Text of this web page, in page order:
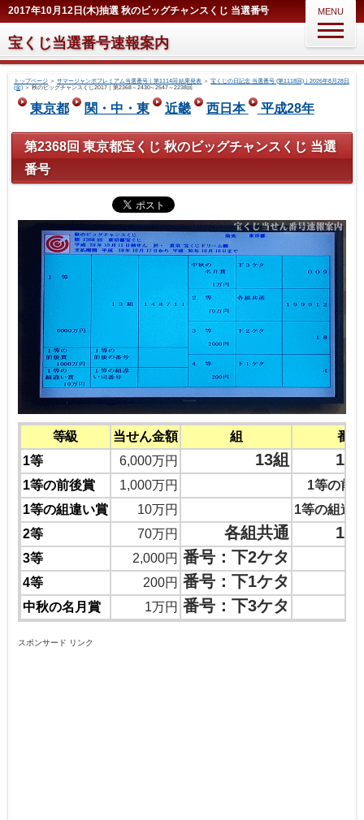
2017年10月12日(木)抽選 秋のビッグチャンスくじ 当選番号
宝くじ当選番号速報案内
MENU
トップページ＞ サマージャンボプレミアム当選番号｜第1114回 結果発表 ＞宝くじの日記念 当選番号 (第1118回)｜2026年8月28日
(金)＞ 秋のビッグチャンスくじ2017｜第2368～2430～2547～2238回
東京都 関・中・東 近畿 西日本 平成28年
第2368回 東京都宝くじ 秋のビッグチャンスくじ 当選
番号
等級 当せん金額 組
番号
1等
6,000万円 13組
1等の前後賞 1,000万円
1等の前
1等の組違い賞
10万円
1等の組違
2等
70万円 各組共通
3等 2,000円 番号：下2ケタ
4等 200円 番号：下1ケタ
中秋の名月賞 1万円 番号：下3ケタ
スポンサード リンク